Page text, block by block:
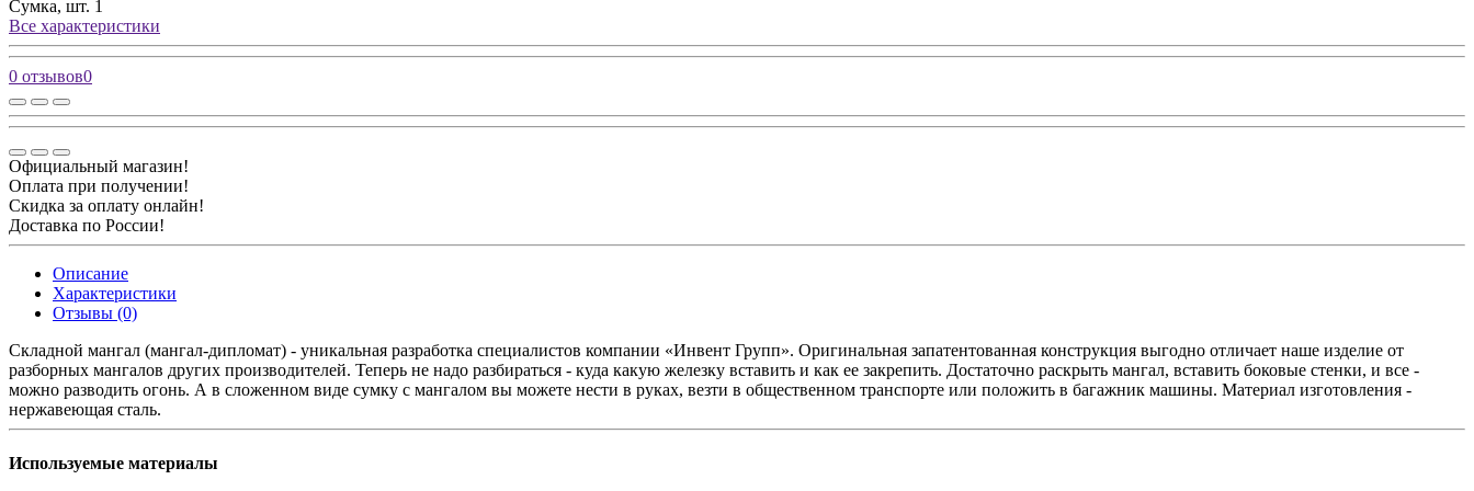
Сумка, шт. 1
Все характеристики
0 отзывов0
Официальный магазин!
Оплата при получении!
Скидка за оплату онлайн!
Доставка по России!
Описание
Характеристики
Отзывы (0)
Складной мангал (мангал-дипломат) - уникальная разработка специалистов компании «Инвент Групп». Оригинальная запатентованная конструкция выгодно отличает наше изделие от
разборных мангалов других производителей. Теперь не надо разбираться - куда какую железку вставить и как ее закрепить. Достаточно раскрыть мангал, вставить боковые стенки, и все -
можно разводить огонь. А в сложенном виде сумку с мангалом вы можете нести в руках, везти в общественном транспорте или положить в багажник машины. Материал изготовления -
нержавеющая сталь.
Используемые материалы